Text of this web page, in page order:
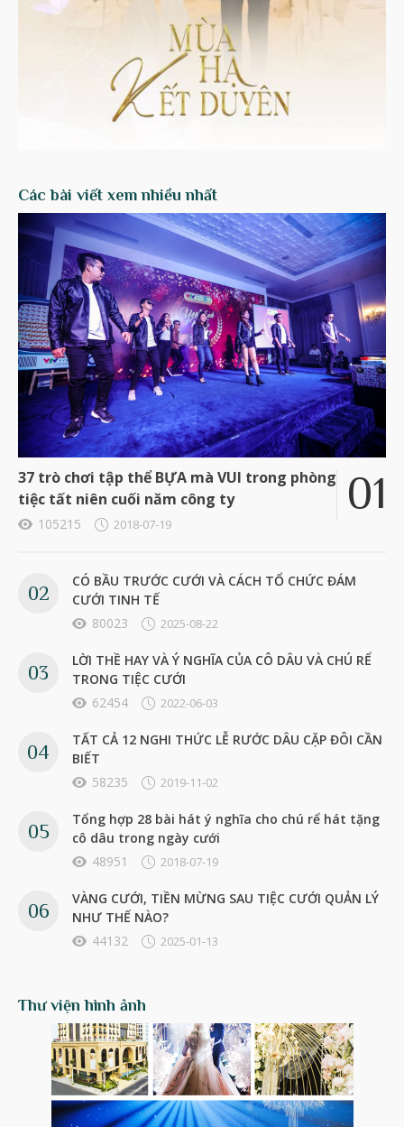
Các bài viết xem nhiều nhất
37 trò chơi tập thể BỰA mà VUI trong phòng
tiệc tất niên cuối năm công ty
105215 2018-07-19
CÓ BẦU TRƯỚC CƯỚI VÀ CÁCH TỔ CHỨC ĐÁM
CƯỚI TINH TẾ
80023
2025-08-22
LỜI THỀ HAY VÀ Ý NGHĨA CỦA CÔ DÂU VÀ CHÚ RỂ
TRONG TIỆC CƯỚI
62454
2022-06-03
TẤT CẢ 12 NGHI THỨC LỄ RƯỚC DÂU CẶP ĐÔI CẦN
BIẾT
58235
2019-11-02
Tổng hợp 28 bài hát ý nghĩa cho chú rể hát tặng
cô dâu trong ngày cưới
48951
2018-07-19
VÀNG CƯỚI, TIỀN MỪNG SAU TIỆC CƯỚI QUẢN LÝ
NHƯ THẾ NÀO?
44132
2025-01-13
Thư viện hình ảnh